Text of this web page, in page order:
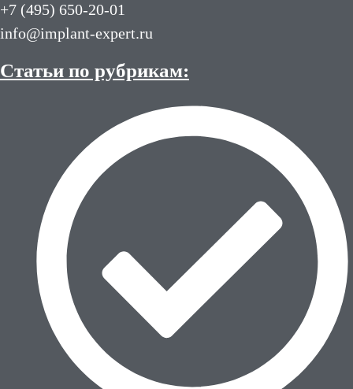
+7 (495) 650-20-01
info@implant-expert.ru
Статьи по рубрикам: